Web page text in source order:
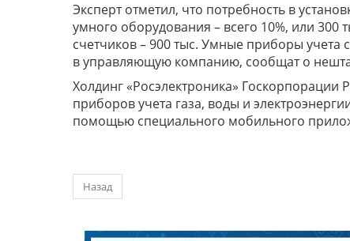
Эксперт отметил, что потребность в
умного оборудования – всего 10%, или
счетчиков – 900 тыс. Умные приборы учета
в управляющую компанию, сообщат о
Холдинг «Росэлектроника» Госкорпорации
приборов учета газа, воды и
помощью специального мобильного
Назад